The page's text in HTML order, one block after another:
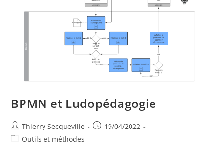
BPMN et Ludopédagogie
Auteur/autrice
de
Thierry Secqueville
Publication
19/04/2022
PostOutils et méthodes